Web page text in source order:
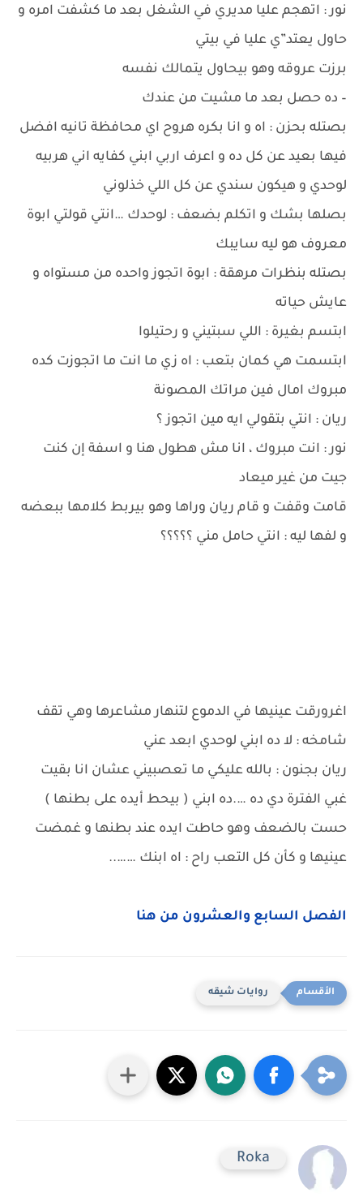
نور : اتهجم عليا مديري في الشغل بعد ما كشفت امره و
حاول يعتد”ي عليا في بيتي
برزت عروقه وهو بيحاول يتمالك نفسه
– ده حصل بعد ما مشيت من عندك
بصتله بحزن : اه و انا بكره هروح اي محافظة تانيه افضل
فيها بعيد عن كل ده و اعرف اربي ابني كفايه اني هربيه
لوحدي و هيكون سندي عن كل اللي خذلوني
بصلها بشك و اتكلم بضعف : لوحدك …انتي قولتي ابوة
معروف هو ليه سايبك
بصتله بنظرات مرهقة : ابوة اتجوز واحده من مستواه و
عايش حياته
ابتسم بغيرة : اللي سبتيني و رحتيلوا
ابتسمت هي كمان بتعب : اه زي ما انت ما اتجوزت كده
مبروك امال فين مراتك المصونة
ريان : انتي بتقولي ايه مين اتجوز ؟
نور : انت مبروك ، انا مش هطول هنا و اسفة إن كنت
جيت من غير ميعاد
قامت وقفت و قام ريان وراها وهو بيربط كلامها ببعضه
و لفها ليه : انتي حامل مني ؟؟؟؟؟
اغرورقت عينيها في الدموع لتنهار مشاعرها وهي تقف
شامخه : لا ده ابني لوحدي ابعد عني
ريان بجنون : بالله عليكي ما تعصبيني عشان انا بقيت
غبي الفترة دي ده ….ده ابني ( بيحط أيده على بطنها )
حست بالضعف وهو حاطت ايده عند بطنها و غمضت
عينيها و كأن كل التعب راح : اه ابنك ……..
الفصل السابع والعشرون من هنا
روايات شيقه
Roka